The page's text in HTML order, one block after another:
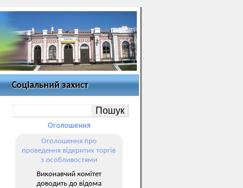
Соціальний захист
Оголошення
Оголошення про
проведення відкритих торгів
з особливостями
Виконавчий комітет
доводить до відома